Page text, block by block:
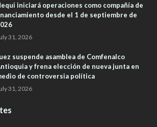
iniciará operaciones como compañía de
desde el 1 de septiembre de
31, 2026
suspende asamblea de Comfenalco
y frena elección de nueva junta en
de controversia política
31, 2026